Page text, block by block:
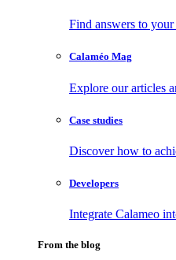
Find answers to
Calaméo Mag
Explore our articles
Case studies
Discover how to
Developers
Integrate Calameo
From the blog